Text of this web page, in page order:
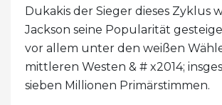
Dukakis der Sieger dieses Zyklus
Jackson seine Popularität
vor allem unter den weißen
mittleren Westen & # x2014;
sieben Millionen Primärstimmen.